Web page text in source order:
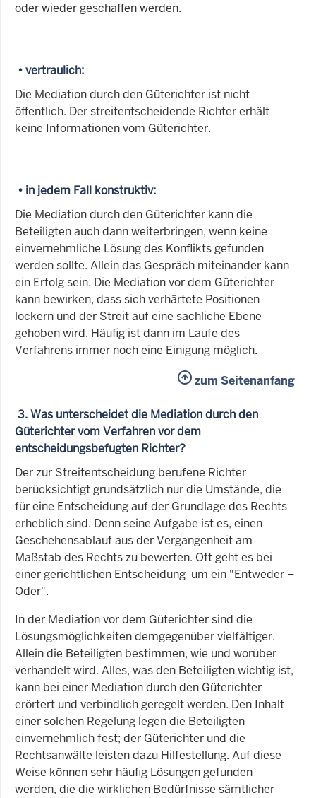
oder wieder geschaffen werden.
• vertraulich:
Die Mediation durch den Güterichter ist nicht
öffentlich. Der streitentscheidende Richter erhält
keine Informationen vom Güterichter.
• in jedem Fall konstruktiv:
Die Mediation durch den Güterichter kann die
Beteiligten auch dann weiterbringen, wenn keine
einvernehmliche Lösung des Konflikts gefunden
werden sollte. Allein das Gespräch miteinander kann
ein Erfolg sein. Die Mediation vor dem Güterichter
kann bewirken, dass sich verhärtete Positionen
lockern und der Streit auf eine sachliche Ebene
gehoben wird. Häufig ist dann im Laufe des
Verfahrens immer noch eine Einigung möglich.
zum Seitenanfang
3. Was unterscheidet die Mediation durch den
Güterichter vom Verfahren vor dem
entscheidungsbefugten Richter?
Der zur Streitentscheidung berufene Richter
berücksichtigt grundsätzlich nur die Umstände, die
für eine Entscheidung auf der Grundlage des Rechts
erheblich sind. Denn seine Aufgabe ist es, einen
Geschehensablauf aus der Vergangenheit am
Maßstab des Rechts zu bewerten. Oft geht es bei
einer gerichtlichen Entscheidung um ein "Entweder –
Oder".
In der Mediation vor dem Güterichter sind die
Lösungsmöglichkeiten demgegenüber vielfältiger.
Allein die Beteiligten bestimmen, wie und worüber
verhandelt wird. Alles, was den Beteiligten wichtig ist,
kann bei einer Mediation durch den Güterichter
erörtert und verbindlich geregelt werden. Den Inhalt
einer solchen Regelung legen die Beteiligten
einvernehmlich fest; der Güterichter und die
Rechtsanwälte leisten dazu Hilfestellung. Auf diese
Weise können sehr häufig Lösungen gefunden
werden, die die wirklichen Bedürfnisse sämtlicher